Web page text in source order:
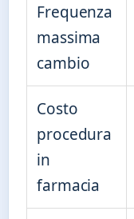
Frequenza
massima
cambio
Costo
procedura
in
farmacia